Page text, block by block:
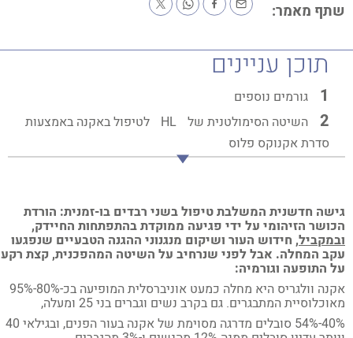
מאמר:
חדשנית המשלבת טיפול בשני רבדים בו-זמנית: הורדת
הזיהומי על ידי פגיעה ממוקדת בהתפתחות החיידק,
, חידוש העור ושיקום מנגנוני ההגנה הטבעיים שנפגעו
המחלה. אבל לפני שנרחיב על השיטה המהפכנית, קצת רקע
התופעה וגורמיה:
אקנה וולגריס היא מחלה כמעט אוניברסלית המופיעה בכ-80%-95%
המתבגרים. גם בקרב נשים וגברים בני 25 ומעלה,
40%-54% סובלים מדרגה מסוימת של אקנה בעור הפנים, ובגילאי 40
תוכן עניינים
גורמים נוספים
השיטה הסימולטנית של HL
לטיפול באקנה באמצעות
סדרת אקנוקס פלוס